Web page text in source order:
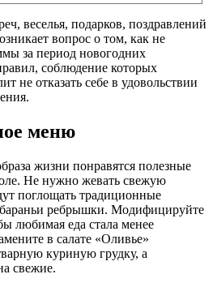
веселья, подарков, поздравлений
вопрос о том, как не
за период новогодних
соблюдение которых
не отказать себе в удовольствии
меню
жизни понравятся полезные
Не нужно жевать свежую
поглощать традиционные
ребрышки. Модифицируйте
любимая еда стала менее
в салате «Оливье»
куриную грудку, а
свежие.